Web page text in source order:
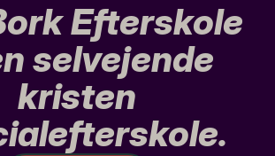
Efterskole
selvejende
kristen